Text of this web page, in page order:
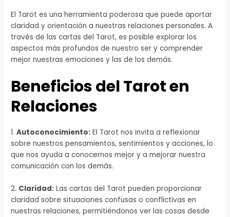
El Tarot es una herramienta poderosa que puede aportar
claridad y orientación a nuestras relaciones personales. A
través de las cartas del Tarot, es posible explorar los
aspectos más profundos de nuestro ser y comprender
mejor nuestras emociones y las de los demás.
Beneficios del Tarot en
Relaciones
1.Autoconocimiento: El Tarot nos invita a reflexionar
sobre nuestros pensamientos, sentimientos y acciones, lo
que nos ayuda a conocernos mejor y a mejorar nuestra
comunicación con los demás.
2. Claridad: Las cartas del Tarot pueden proporcionar
claridad sobre situaciones confusas o conflictivas en
nuestras relaciones, permitiéndonos ver las cosas desde